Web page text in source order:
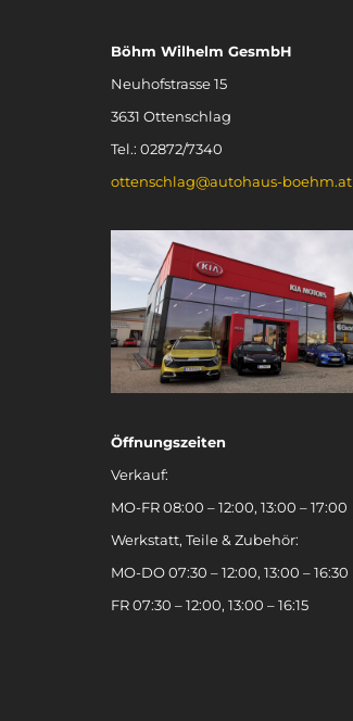
Böhm Wilhelm GesmbH
Neuhofstrasse 15
3631 Ottenschlag
Tel.: 02872/7340
ottenschlag@autohaus-boehm.at
Öffnungszeiten
Verkauf:
MO-FR 08:00 – 12:00, 13:00 – 17:00
Werkstatt, Teile & Zubehör:
MO-DO 07:30 – 12:00, 13:00 – 16:30
FR 07:30 – 12:00, 13:00 – 16:15